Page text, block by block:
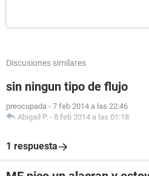
Discusiones similares
sin ningun tipo de flujo
preocupada - 7 feb 2014 a las 22:46
Abigail P. - 8 feb 2014 a las 01:18
1 respuesta